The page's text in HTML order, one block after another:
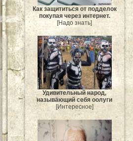
Как защититься от подделок
покупая через интернет.
[Надо знать]
Удивительный народ,
называющий себя оолуги
[Интересное]